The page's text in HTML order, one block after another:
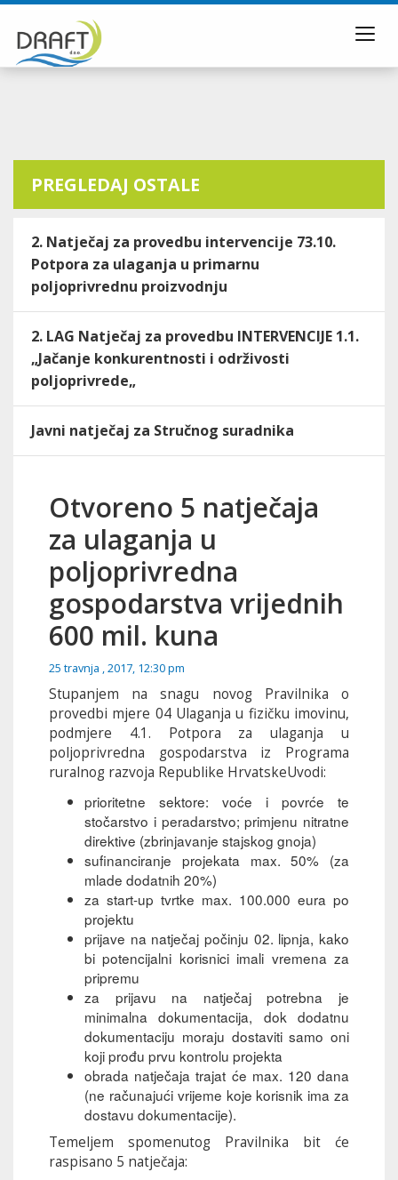
PREGLEDAJ OSTALE
2. Natječaj za provedbu intervencije 73.10.
Potpora za ulaganja u primarnu
poljoprivrednu proizvodnju
2. LAG Natječaj za provedbu INTERVENCIJE 1.1.
„Jačanje konkurentnosti i održivosti
poljoprivrede„
Javni natječaj za Stručnog suradnika
Otvoreno 5 natječaja
za ulaganja u
poljoprivredna
gospodarstva vrijednih
600 mil. kuna
25 travnja , 2017, 12:30 pm
Stupanjem na snagu novog Pravilnika o
provedbi mjere 04 Ulaganja u fizičku imovinu,
podmjere 4.1. Potpora za ulaganja u
poljoprivredna gospodarstva iz Programa
ruralnog razvoja Republike HrvatskeUvodi:
prioritetne sektore: voće i povrće te
stočarstvo i peradarstvo; primjenu nitratne
direktive (zbrinjavanje stajskog gnoja)
sufinanciranje projekata max. 50% (za
mlade dodatnih 20%)
za start-up tvrtke max. 100.000 eura po
projektu
prijave na natječaj počinju 02. lipnja, kako
bi potencijalni korisnici imali vremena za
pripremu
za prijavu na natječaj potrebna je
minimalna dokumentacija, dok dodatnu
dokumentaciju moraju dostaviti samo oni
koji prođu prvu kontrolu projekta
obrada natječaja trajat će max. 120 dana
(ne računajući vrijeme koje korisnik ima za
dostavu dokumentacije).
Temeljem spomenutog Pravilnika bit će
raspisano 5 natječaja: